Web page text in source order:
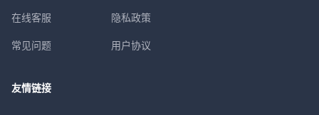
在线客服
常见问题
隐私政策
用户协议
友情链接